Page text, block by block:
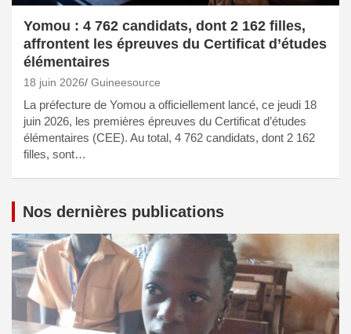
Yomou : 4 762 candidats, dont 2 162 filles,
affrontent les épreuves du Certificat d’études
élémentaires
18 juin 2026 Guineesource
La préfecture de Yomou a officiellement lancé, ce jeudi 18
juin 2026, les premières épreuves du Certificat d’études
élémentaires (CEE). Au total, 4 762 candidats, dont 2 162
filles, sont…
Nos dernières publications